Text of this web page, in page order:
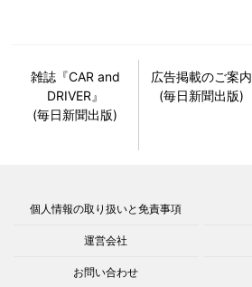
雑誌『CAR and
DRIVER』
(毎日新聞出版)
広告掲載のご案内
(毎日新聞出版)
個人情報の取り扱いと免責事項
運営会社
お問い合わせ